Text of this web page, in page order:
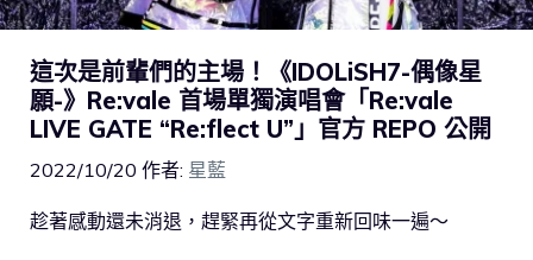
這次是前輩們的主場！《IDOLiSH7-偶像星
願-》Re:vale 首場單獨演唱會「Re:vale
LIVE GATE “Re:flect U”」官方 REPO 公開
2022/10/20 作者: 星藍
趁著感動還未消退，趕緊再從文字重新回味一遍～